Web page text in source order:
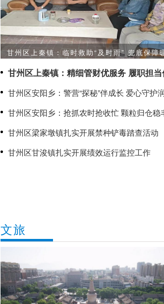
甘州区上秦镇：临时救助“及时雨” 兜底保障
甘州区上秦镇：精细管财优服务 履职担
甘州区安阳乡：警营“探秘”伴成长 爱心守护
甘州区安阳乡：抢抓农时抢收忙 颗
甘州区梁家墩镇扎实开展禁种铲毒踏查活动
甘州区甘浚镇扎实开展绩效运行监控工作
文旅